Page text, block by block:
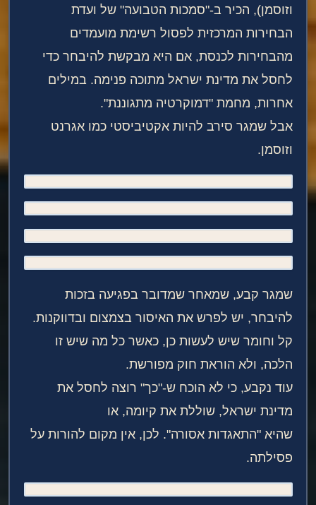
וזוסמן), הכיר ב-"סמכות הטבועה" של ועדת
הבחירות המרכזית לפסול רשימת מועמדים
מהבחירות לכנסת, אם היא מבקשת להיבחר כדי
לחסל את מדינת ישראל מתוכה פנימה. במילים
אחרות, מחמת "דמוקרטיה מתגוננת".
אבל שמגר סירב להיות אקטיביסטי כמו אגרנט
וזוסמן.
שמגר קבע, שמאחר שמדובר בפגיעה בזכות
להיבחר, יש לפרש את האיסור בצמצום ובדווקנות.
קל וחומר שיש לעשות כן, כאשר כל מה שיש זו
הלכה, ולא הוראת חוק מפורשת.
עוד נקבע, כי לא הוכח ש-"כך" רוצה לחסל את
מדינת ישראל, שוללת את קיומה, או
שהיא "התאגדות אסורה". לכן, אין מקום להורות על
פסילתה.